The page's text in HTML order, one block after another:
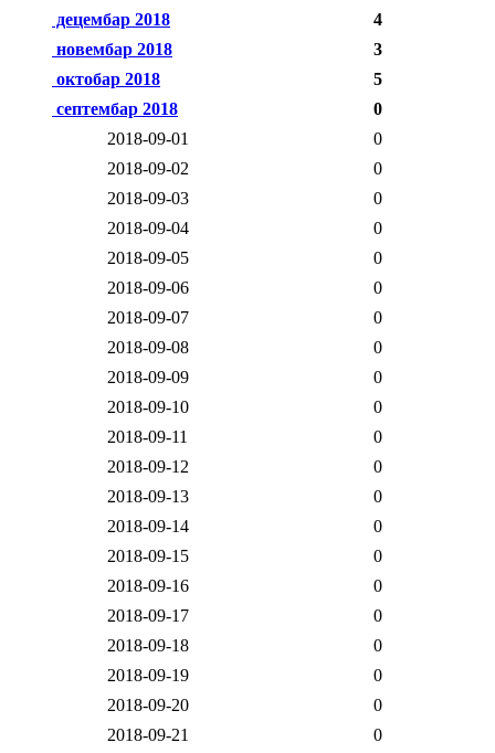
децембар 2018
4
новембар 2018
3
октобар 2018
5
септембар 2018
0
2018-09-01
0
2018-09-02
0
2018-09-03
0
2018-09-04
0
2018-09-05
0
2018-09-06
0
2018-09-07
0
2018-09-08
0
2018-09-09
0
2018-09-10
0
2018-09-11
0
2018-09-12
0
2018-09-13
0
2018-09-14
0
2018-09-15
0
2018-09-16
0
2018-09-17
0
2018-09-18
0
2018-09-19
0
2018-09-20
0
2018-09-21
0